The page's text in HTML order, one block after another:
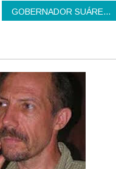
GOBERNADOR SUÁREZ, MÁS TRABAJO Y MENOS RECLAMOS